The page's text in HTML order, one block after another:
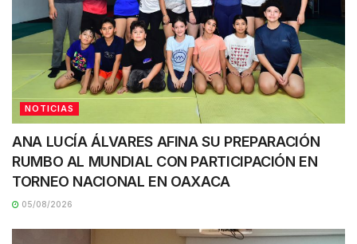
NOTICIAS
ANA LUCÍA ÁLVARES AFINA SU PREPARACIÓN
RUMBO AL MUNDIAL CON PARTICIPACIÓN EN
TORNEO NACIONAL EN OAXACA
05/08/2026